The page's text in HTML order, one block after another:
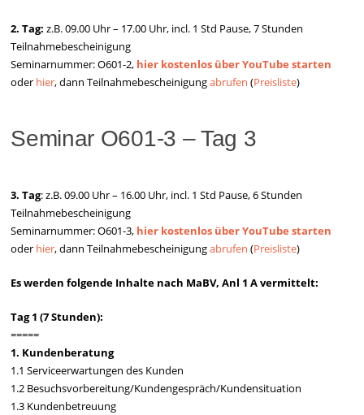
2. Tag: z.B. 09.00 Uhr – 17.00 Uhr, incl. 1 Std Pause, 7 Stunden
Teilnahmebescheinigung
Seminarnummer: O601-2, hier kostenlos über YouTube starten
oder hier, dann Teilnahmebescheinigungabrufen (Preisliste)
Seminar O601-3 – Tag 3
3. Tag: z.B. 09.00 Uhr – 16.00 Uhr, incl. 1 Std Pause, 6 Stunden
Teilnahmebescheinigung
Seminarnummer: O601-3, hier kostenlos über YouTube starten
oder hier, dann Teilnahmebescheinigungabrufen (Preisliste)
Es werden folgende Inhalte nach MaBV, Anl 1 A vermittelt:
Tag 1 (7 Stunden):
=====
1. Kundenberatung
1.1 Serviceerwartungen des Kunden
1.2 Besuchsvorbereitung/Kundengespräch/Kundensituation
1.3 Kundenbetreuung